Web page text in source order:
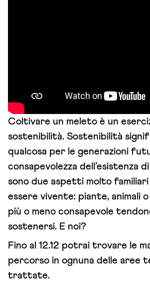
Coltivare un meleto è un
sostenibilità. Sostenibilità
qualcosa per le generazioni
consapevolezza dell’esistenza
sono due aspetti molto familiari
essere vivente: piante, animali
più o meno consapevole
sostenersi. E noi?
Fino al 12.12 potrai trovare le
percorso in ognuna delle aree
trattate.